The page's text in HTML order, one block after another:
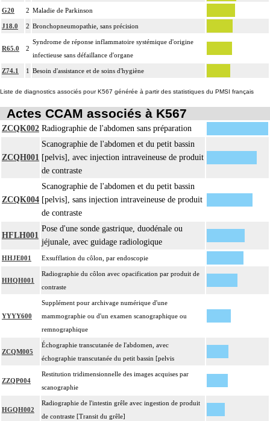
G20 2 Maladie de Parkinson
J18.0 2 Bronchopneumopathie, sans précision
R65.0 2
Syndrome de réponse inflammatoire systémique d'origine
infectieuse sans défaillance d'organe
Z74.1 1 Besoin d'assistance et de soins d'hygiène
Liste de diagnostics associés pour K567 générée à partir des statistiques du PMSI français
Actes CCAM associés à K567
ZCQK002 Radiographie de l'abdomen sans préparation
ZCQH001
Scanographie de l'abdomen et du petit bassin
[pelvis], avec injection intraveineuse de produit
de contraste
ZCQK004
Scanographie de l'abdomen et du petit bassin
[pelvis], sans injection intraveineuse de produit
de contraste
HFLH001
Pose d'une sonde gastrique, duodénale ou
jéjunale, avec guidage radiologique
HHJE001 Exsufflation du côlon, par endoscopie
HHQH001
Radiographie du côlon avec opacification par produit de
contraste
YYYY600
Supplément pour archivage numérique d'une
mammographie ou d'un examen scanographique ou
remnographique
ZCQM005
Échographie transcutanée de l'abdomen, avec
échographie transcutanée du petit bassin [pelvis
ZZQP004
Restitution tridimensionnelle des images acquises par
scanographie
HGQH002
Radiographie de l'intestin grêle avec ingestion de produit
de contraste [Transit du grêle]